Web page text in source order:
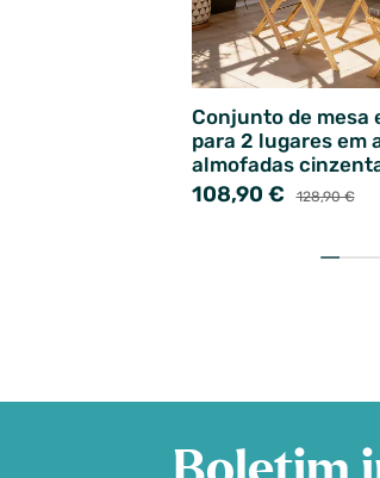
Conjunto de mesa
para 2 lugares em
almofadas
108,90 € 128,90 €